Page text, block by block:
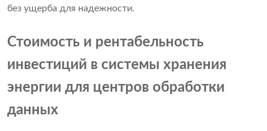
без ущерба для надежности.
Стоимость и рентабельность
инвестиций в системы хранения
энергии для центров обработки
данных